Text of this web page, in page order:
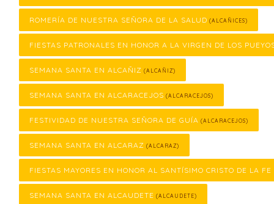
ROMERÍA DE NUESTRA SEÑORA DE LA SALUD (ALCAÑICES)
FIESTAS PATRONALES EN HONOR A LA VIRGEN DE LOS
SEMANA SANTA EN ALCAÑIZ (ALCAÑIZ)
SEMANA SANTA EN ALCARACEJOS (ALCARACEJOS)
FESTIVIDAD DE NUESTRA SEÑORA DE GUÍA (ALCARACEJOS)
SEMANA SANTA EN ALCARAZ (ALCARAZ)
FIESTAS MAYORES EN HONOR AL SANTÍSIMO CRISTO DE LA FE
SEMANA SANTA EN ALCAUDETE (ALCAUDETE)